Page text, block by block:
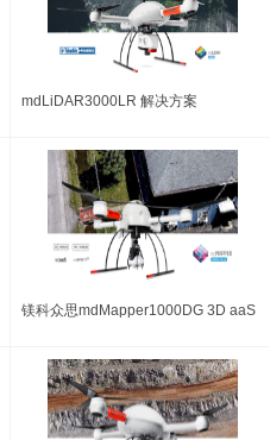
mdLiDAR3000LR 解决方案
镁科众思mdMapper1000DG 3D aaS